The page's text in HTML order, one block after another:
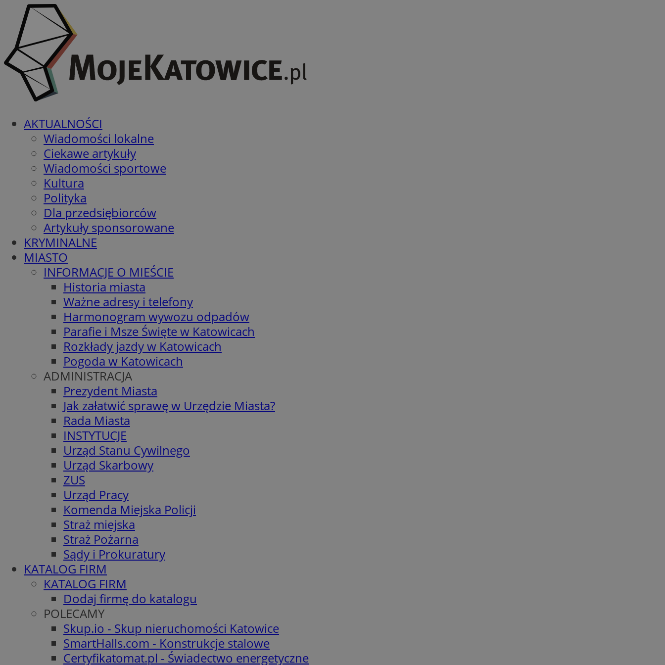
AKTUALNOŚCI
Wiadomości lokalne
Ciekawe artykuły
Wiadomości sportowe
Kultura
Polityka
Dla przedsiębiorców
Artykuły sponsorowane
KRYMINALNE
MIASTO
INFORMACJE O MIEŚCIE
Historia miasta
Ważne adresy i telefony
Harmonogram wywozu odpadów
Parafie i Msze Święte w Katowicach
Rozkłady jazdy w Katowicach
Pogoda w Katowicach
ADMINISTRACJA
Prezydent Miasta
Jak załatwić sprawę w Urzędzie Miasta?
Rada Miasta
INSTYTUCJE
Urząd Stanu Cywilnego
Urząd Skarbowy
ZUS
Urząd Pracy
Komenda Miejska Policji
Straż miejska
Straż Pożarna
Sądy i Prokuratury
KATALOG FIRM
KATALOG FIRM
Dodaj firmę do katalogu
POLECAMY
Skup.io - Skup nieruchomości Katowice
SmartHalls.com - Konstrukcje stalowe
Certyfikatomat.pl - Świadectwo energetyczne